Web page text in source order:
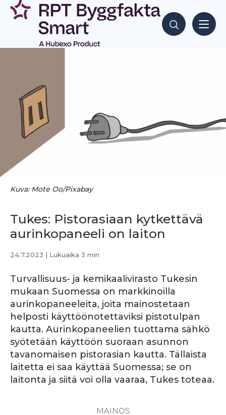
Siirry
sisältöön
Hae sisältöjä
Kuva: Mote Oo/Pixabay
Tukes: Pistorasiaan kytkettävä
aurinkopaneeli on laiton
24.7.2023 | Lukuaika 3 min
Turvallisuus- ja kemikaalivirasto Tukesin
mukaan Suomessa on markkinoilla
aurinkopaneeleita, joita mainostetaan
helposti käyttöönotettaviksi pistotulpan
kautta. Aurinkopaneelien tuottama sähkö
syötetään käyttöön suoraan asunnon
tavanomaisen pistorasian kautta. Tällaista
laitetta ei saa käyttää Suomessa; se on
laitonta ja siitä voi olla vaaraa, Tukes toteaa.